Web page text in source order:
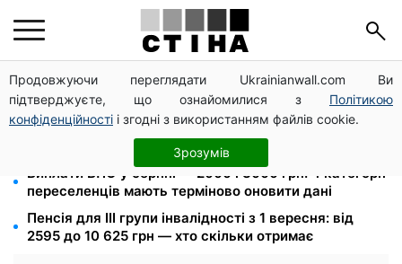
Продовжуючи переглядати Ukrainianwall.com Ви
підтверджуєте, що ознайомилися з Політикою
конфіденційності і згодні з використанням файлів cookie.
Зрозумів
172 940 грн захистять житло від арешту за
комуналку: з жовтня поріг — 432 тисячі
26 000 підписів — Зеленський доручив РНБО
позбавляти водіїв прав за систематичні порушення
Виплати ВПО у серпні — 2000 і 3000 грн: 4 категорії
переселенців мають терміново оновити дані
Пенсія для III групи інвалідності з 1 вересня: від
2595 до 10 625 грн — хто скільки отримає